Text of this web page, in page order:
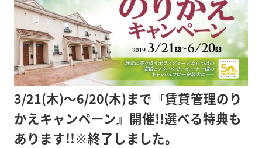
第二部
居住系以外の選択「トランクルーム経営」
講師:エリアリンク株式会社 営業本部 課長 西
田 隆介
※詳細は添付資料をご覧下さい。
※定員(50名)になり次第締め切らせて頂きます。
3/21(木)～6/20(木)まで『賃貸管理のり
かえキャンペーン』開催!!選べる特典も
あります!!※終了しました。